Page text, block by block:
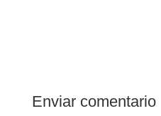
Enviar comentario